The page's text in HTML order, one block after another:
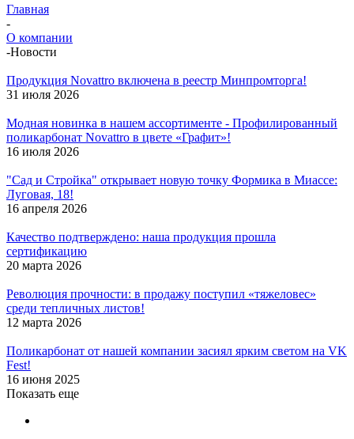
Главная
-
О компании
-Новости
Продукция Novattro включена в реестр Минпромторга!
31 июля 2026
Модная новинка в нашем ассортименте - Профилированный
поликарбонат Novattro в цвете «Графит»!
16 июля 2026
"Сад и Стройка" открывает новую точку Формика в Миассе:
Луговая, 18!
16 апреля 2026
Качество подтверждено: наша продукция прошла
сертификацию
20 марта 2026
Революция прочности: в продажу поступил «тяжеловес»
среди тепличных листов!
12 марта 2026
Поликарбонат от нашей компании засиял ярким светом на VK
Fest!
16 июня 2025
Показать еще